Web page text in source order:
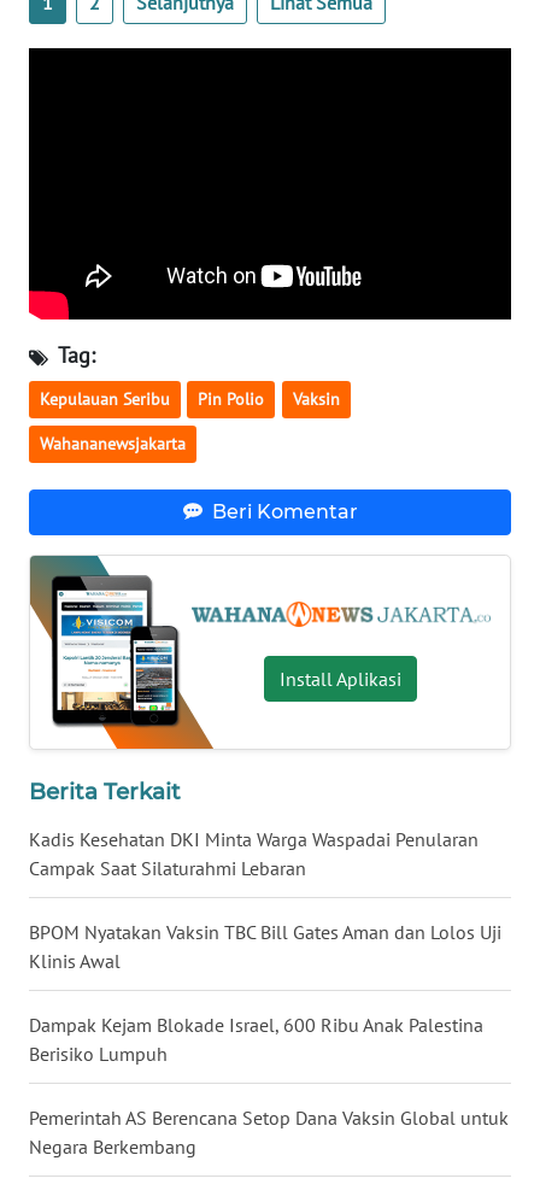
Tag:
Kepulauan Seribu Pin Polio Vaksin
Wahananewsjakarta
Beri Komentar
Install Aplikasi
Berita Terkait
Kadis Kesehatan DKI Minta Warga Waspadai Penularan
Campak Saat Silaturahmi Lebaran
BPOM Nyatakan Vaksin TBC Bill Gates Aman dan Lolos Uji
Klinis Awal
Dampak Kejam Blokade Israel, 600 Ribu Anak Palestina
Berisiko Lumpuh
Pemerintah AS Berencana Setop Dana Vaksin Global untuk
Negara Berkembang
WN
WN
BALI
WN
KALBAR
WN
KALTARA
WN
KALSEL
KALTIM
SULSEL
WN
GORONTALO
WN
SULUT
WN
MALUKU